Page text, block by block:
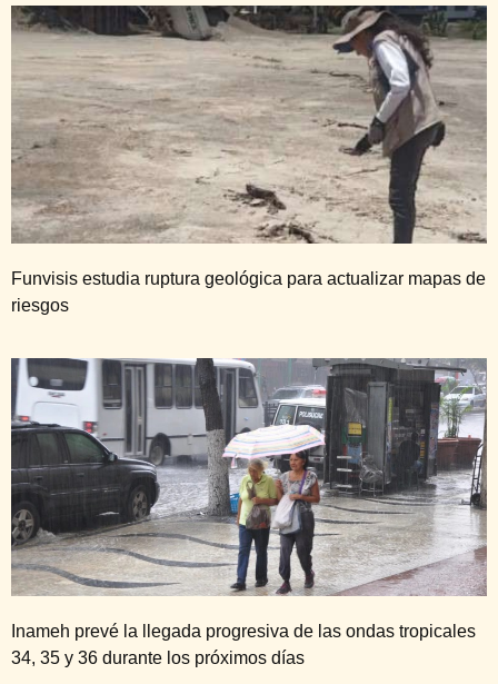
Funvisis estudia ruptura geológica para actualizar mapas de
riesgos
Inameh prevé la llegada progresiva de las ondas tropicales
34, 35 y 36 durante los próximos días